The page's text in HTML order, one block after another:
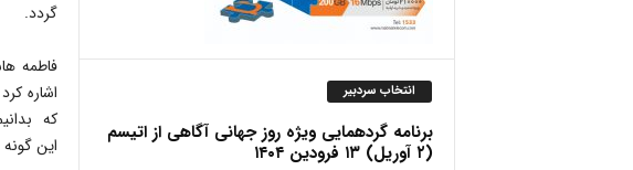
گردد.
فاطمه
اشاره
که
این
انتخاب سردبیر
برنامه گردهمایی ویژه روز جهانی آگاهی از اتیسم
(۲ آوریل) ۱۳ فرودین ۱۴۰۴